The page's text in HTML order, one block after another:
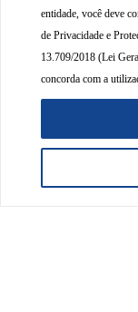
entidade, você deve
de Privacidade e
13.709/2018 (Lei
concorda com a